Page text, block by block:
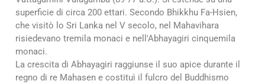
superficie di circa 200 ettari. Secondo Bhikkhu Fa-Hsien,
che visitò lo Sri Lanka nel V secolo, nel Mahavihara
risiedevano tremila monaci e nell'Abhayagiri cinquemila
monaci.
La crescita di Abhayagiri raggiunse il suo apice durante il
regno di re Mahasen e costituì il fulcro del Buddhismo